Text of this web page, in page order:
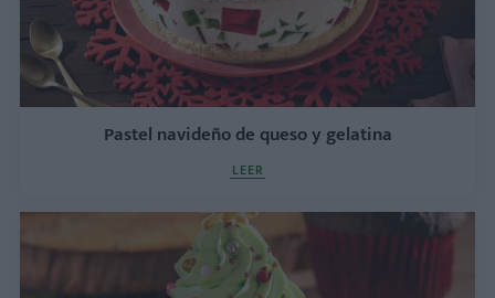
Pastel navideño de queso y gelatina
LEER